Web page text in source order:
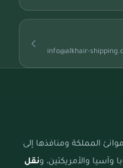
info@alkhair-
المملكة ومنافذها إلى
وآسيا والأمريكتين، ونقل